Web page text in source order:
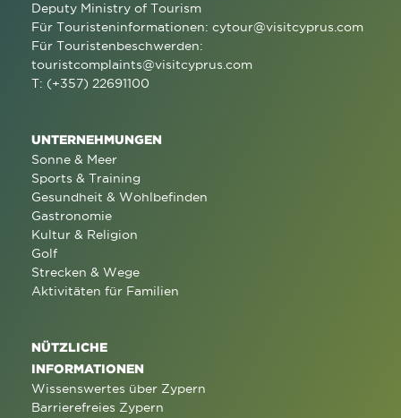
Deputy Ministry of Tourism
Für Touristeninformationen: cytour@visitcyprus.com
Für Touristenbeschwerden:
touristcomplaints@visitcyprus.com
T: (+357) 22691100
UNTERNEHMUNGEN
Sonne & Meer
Sports & Training
Gesundheit & Wohlbefinden
Gastronomie
Kultur & Religion
Golf
Strecken & Wege
Aktivitäten für Familien
NÜTZLICHE
INFORMATIONEN
Wissenswertes über Zypern
Barrierefreies Zypern